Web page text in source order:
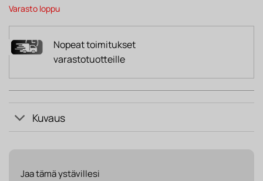
223 €.
Varasto loppu
Nopeat toimitukset
varastotuotteille
Kuvaus
Jaa tämä ystävillesi